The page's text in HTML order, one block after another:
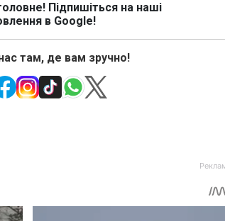
Підпишіться на наші
в Google!
там, де вам зручно!